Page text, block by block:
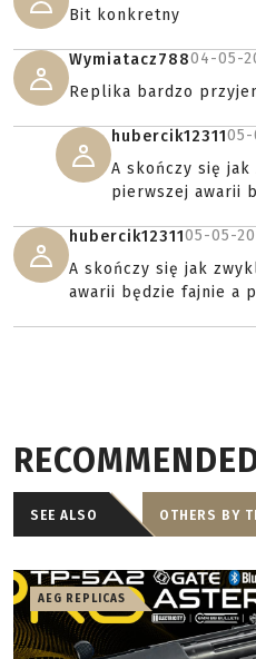
Bit konkretny
Wymiatacz78804-05-
Replika bardzo
hubercik1231105-
A skończy się
pierwszej awarii
hubercik1231105-05-
A skończy się jak
awarii będzie fajnie a
SEE ALSO OTHERS BY
AEG REPLICAS